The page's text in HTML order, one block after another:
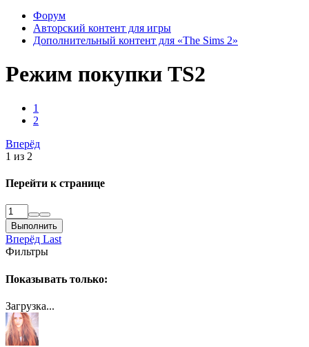
Форум
Авторский контент для игры
Дополнительный контент для «The Sims 2»
Режим покупки TS2
1
2
Вперёд
1 из 2
Перейти к странице
Выполнить
Вперёд Last
Фильтры
Показывать только:
Загрузка...